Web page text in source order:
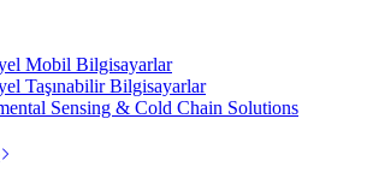
Mobil Bilgisayarlar
Taşınabilir Bilgisayarlar
Sensing & Cold Chain Solutions